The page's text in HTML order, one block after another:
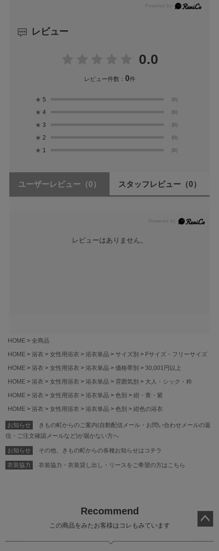
レビュー
0.0
レビュー件数： 0件
★ 5 (0)
★ 4 (0)
★ 3 (0)
★ 2 (0)
★ 1 (0)
ユーザーレビュー （0） スタッフレビュー （0）
レビューはありません。
HOME
全商品
HOME
浴衣 女性用浴衣 浴衣単品 サイズ別
Fサイズ・フリーサイズ
HOME
浴衣 女性用浴衣 浴衣単品 価格帯別
30,001円以上
HOME
浴衣 女性用浴衣 浴衣単品 雰囲気別
大人・シック・粋
HOME
浴衣 女性用浴衣 浴衣単品 色別
紺・青・紫
HOME
浴衣 女性用浴衣 浴衣単品 色別 紺色の浴衣
お知らせ
きもの町からのご案内(自動配信メール・お問い合わせメールの返
信・ご注文確認メールなど)が届かない方へ
お知らせ その他、きもの町からの各種お知らせはコチラ
衣装協力 衣装協力・衣装貸し出し・リースをご希望の方はこちら
Recommend
この商品をみたお客様はコレもみています
ジト